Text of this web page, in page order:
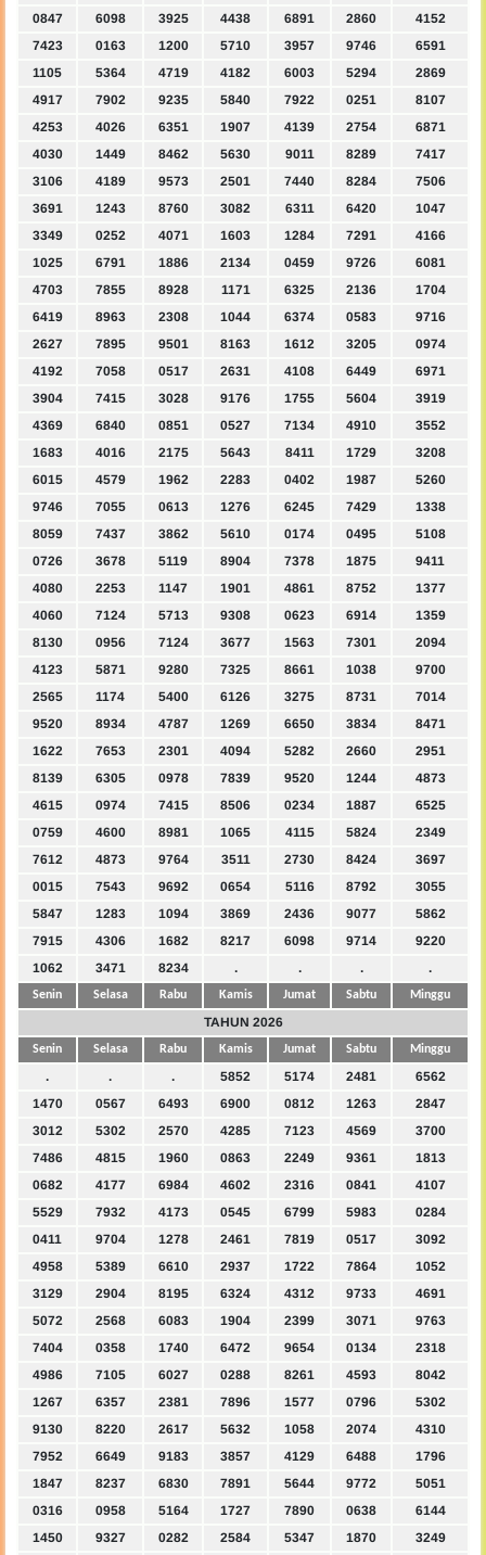
0847
6098 3925 4438 6891 2860
4152
7423
0163 1200 5710 3957 9746
6591
1105
5364 4719 4182 6003 5294
2869
4917
7902 9235 5840 7922 0251
8107
4253
4026 6351 1907 4139 2754
6871
4030
1449 8462 5630 9011 8289
7417
3106
4189 9573 2501 7440 8284
7506
3691
1243 8760 3082 6311 6420
1047
3349
0252 4071 1603 1284 7291
4166
1025
6791 1886 2134 0459 9726
6081
4703
7855 8928 1171 6325 2136
1704
6419
8963 2308 1044 6374 0583
9716
2627
7895 9501 8163 1612 3205
0974
4192
7058 0517 2631 4108 6449
6971
3904
7415 3028 9176 1755 5604
3919
4369
6840 0851 0527 7134 4910
3552
1683
4016 2175 5643 8411 1729
3208
6015
4579 1962 2283 0402 1987
5260
9746
7055 0613 1276 6245 7429
1338
8059
7437 3862 5610 0174 0495
5108
0726
3678 5119 8904 7378 1875
9411
4080
2253 1147 1901 4861 8752
1377
4060
7124 5713 9308 0623 6914
1359
8130
0956 7124 3677 1563 7301
2094
4123
5871 9280 7325 8661 1038
9700
2565
1174 5400 6126 3275 8731
7014
9520
8934 4787 1269 6650 3834
8471
1622
7653 2301 4094 5282 2660
2951
8139
6305 0978 7839 9520 1244
4873
4615
0974 7415 8506 0234 1887
6525
0759
4600 8981 1065 4115 5824
2349
7612
4873 9764 3511 2730 8424
3697
0015
7543 9692 0654 5116 8792
3055
5847
1283 1094 3869 2436 9077
5862
7915
4306 1682 8217 6098 9714
9220
1062
3471 8234 . . . .
Senin Selasa Rabu Kamis Jumat Sabtu Minggu
TAHUN 2026
Senin Selasa Rabu Kamis Jumat Sabtu Minggu
. . . 5852 5174 2481
6562
1470
0567 6493 6900 0812 1263
2847
3012
5302 2570 4285 7123 4569
3700
7486
4815 1960 0863 2249 9361
1813
0682
4177 6984 4602 2316 0841
4107
5529
7932 4173 0545 6799 5983
0284
0411
9704 1278 2461 7819 0517
3092
4958
5389 6610 2937 1722 7864
1052
3129
2904 8195 6324 4312 9733
4691
5072
2568 6083 1904 2399 3071
9763
7404
0358 1740 6472 9654 0134
2318
4986
7105 6027 0288 8261 4593
8042
1267
6357 2381 7896 1577 0796
5302
9130
8220 2617 5632 1058 2074
4310
7952
6649 9183 3857 4129 6488
1796
1847
8237 6830 7891 5644 9772
5051
0316
0958 5164 1727 7890 0638
6144
1450
9327 0282 2584 5347 1870
3249